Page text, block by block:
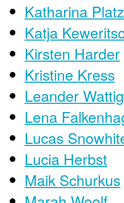
Katharina Platz
Katja
Kirsten Harder
Kristine Kress
Leander Wattig
Lena
Lucas
Lucia Herbst
Maik Schurkus